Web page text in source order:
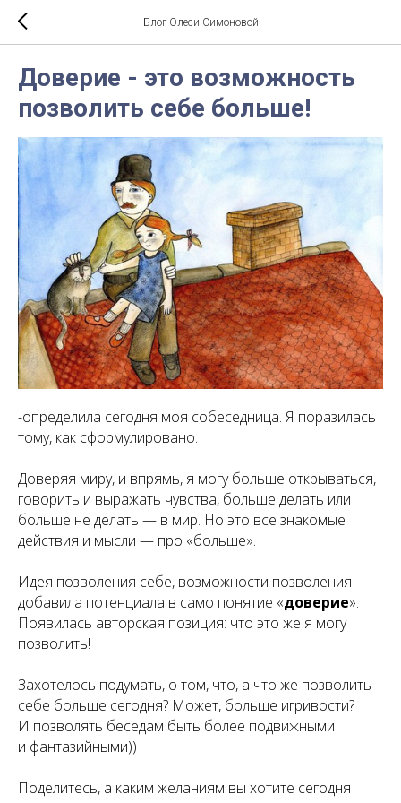
Блог Олеси Симоновой
Доверие - это возможность
позволить себе больше!
-определила сегодня моя собеседница. Я поразилась
тому, как сформулировано.
Доверяя миру, и впрямь, я могу больше открываться,
говорить и выражать чувства, больше делать или
больше не делать — в мир. Но это все знакомые
действия и мысли — про «больше».
Идея позволения себе, возможности позволения
добавила потенциала в само понятие «доверие».
Появилась авторская позиция: что это же я могу
позволить!
Захотелось подумать, о том, что, а что же позволить
себе больше сегодня? Может, больше игривости?
И позволять беседам быть более подвижными
и фантазийными))
Поделитесь, а каким желаниям вы хотите сегодня